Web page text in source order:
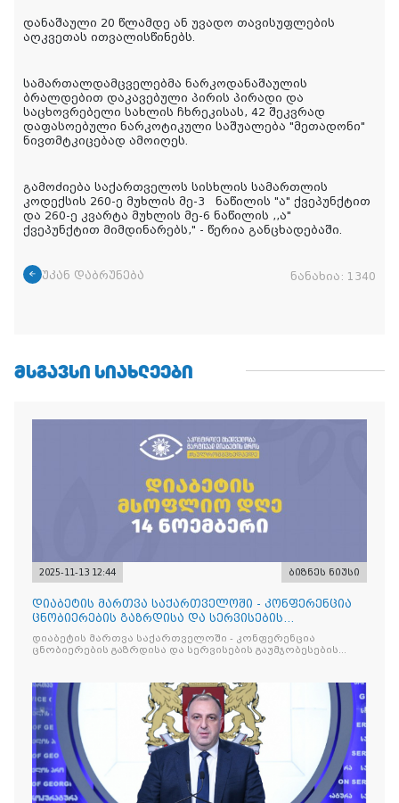
დანაშაული 20 წლამდე ან უვადო თავისუფლების
აღკვეთას ითვალისწინებს.
სამართალდამცველებმა ნარკოდანაშაულის
ბრალდებით დაკავებული პირის პირადი და
საცხოვრებელი სახლის ჩხრეკისას, 42 შეკვრად
დაფასოებული ნარკოტიკული საშუალება "მეთადონი"
ნივთმტკიცებად ამოიღეს.
გამოძიება საქართველოს სისხლის სამართლის
კოდექსის 260-ე მუხლის მე-3 ნაწილის "ა" ქვეპუნქტით
და 260-ე კვარტა მუხლის მე-6 ნაწილის ,,ა"
ქვეპუნქტით მიმდინარებს," - წერია განცხადებაში.
უკან დაბრუნება ნანახია: 1340
ᲛᲡᲒᲐᲕᲡᲘ ᲡᲘᲐᲮᲚᲔᲔᲑᲘ
2025-11-13 12:44 ბიზნეს ნიუსი
დიაბეტის მართვა საქართველოში - კონფერენცია
ცნობიერების გაზრდისა და სერვისების
გაუმჯობესების მიზნით
დიაბეტის მართვა საქართველოში - კონფერენცია
ცნობიერების გაზრდისა და სერვისების გაუმჯობესების